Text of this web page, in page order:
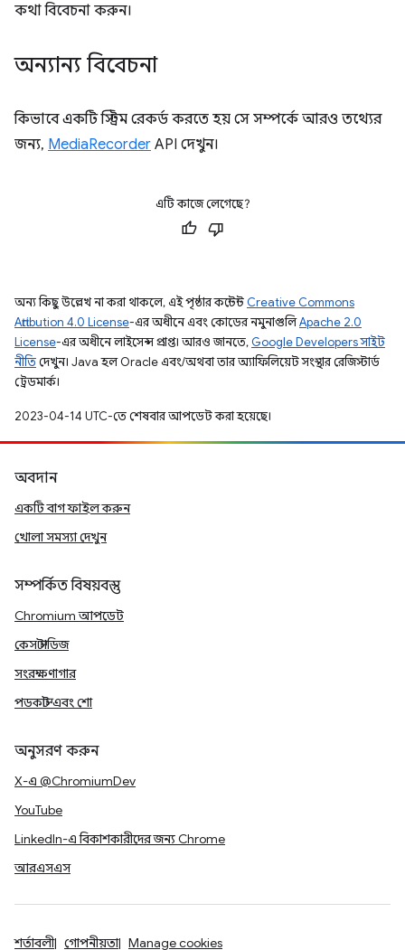
কথা বিবেচনা করুন।
অন্যান্য বিবেচনা
কিভাবে একটি স্ট্রিম রেকর্ড করতে হয় সে সম্পর্কে আরও তথ্যের
জন্য, MediaRecorder API দেখুন।
এটি কাজে লেগেছে?
অন্য কিছু উল্লেখ না করা থাকলে, এই পৃষ্ঠার কন্টেন্ট Creative Commons
Attribution 4.0 License-এর অধীনে এবং কোডের নমুনাগুলিApache 2.0
License-এর অধীনে লাইসেন্স প্রাপ্ত। আরও জানতে, Google Developers সাইট
নীতিদেখুন। Java হল Oracle এবং/অথবা তার অ্যাফিলিয়েট সংস্থার রেজিস্টার্ড
ট্রেডমার্ক।
2023-04-14 UTC-তে শেষবার আপডেট করা হয়েছে।
অবদান
একটি বাগ ফাইল করুন
খোলা সমস্যা দেখুন
সম্পর্কিত বিষয়বস্তু
Chromium আপডেট
কেস স্টাডিজ
সংরক্ষণাগার
পডকাস্ট এবং শো
অনুসরণ করুন
X-এ @ChromiumDev
YouTube
LinkedIn-এ বিকাশকারীদের জন্য Chrome
আরএসএস
শর্তাবলী গোপনীয়তা Manage cookies